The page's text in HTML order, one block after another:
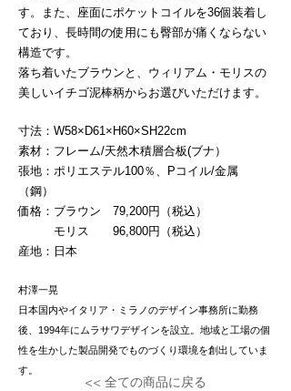
す。また、座面にポケットコイルを36個装着し
ており、長時間の使用にも臀部が痛くならない
構造です。
落ち着いたブラウンと、ウィリアム・モリスの
美しいイチゴ泥棒柄からお選びいただけます。
寸法：W58×D61×H60×SH22cm
素材：フレーム/天然木積層合板(ブナ）
張地：ポリエステル100％、Pコイル/金属
（鋼）
価格：ブラウン 79,200円（税込）
モリス 96,800円（税込）
​産地：日本
村澤一晃
日本国内やイタリア・ミラノのデザイン事務所に勤務
後、1994年にムラサワデザインを設立。地域と工場の個
性を生かした製品開発でものづくり環境を創出していま
す。
<< 全ての商品に戻る